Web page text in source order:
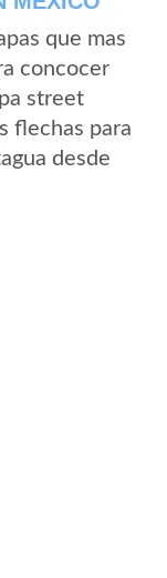
que mas
concocer
street
flechas para
desde